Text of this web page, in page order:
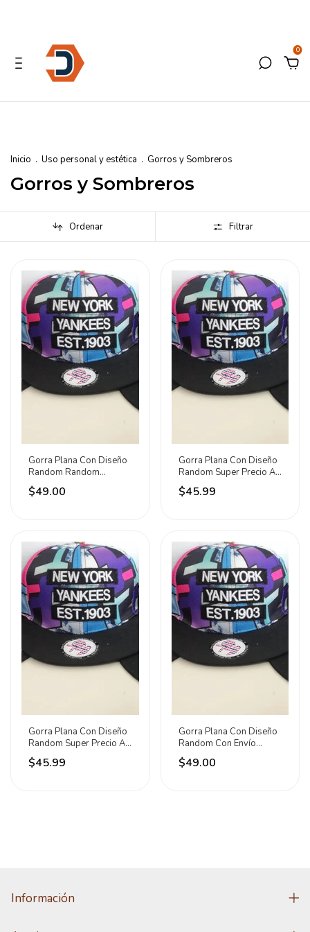
0
Inicio . Uso personal y estética . Gorros y Sombreros
Gorros y Sombreros
Ordenar Filtrar
Gorra Plana Con Diseño
Random Random
Ajustable
$49.00
Gorra Plana Con Diseño
Random Super Precio A
La Moda Random
Ajustable
$45.99
Gorra Plana Con Diseño
Random Super Precio A
La Moda Random
Ajustable
$45.99
Gorra Plana Con Diseño
Random Con Envío
Gratis Random Ajustable
$49.00
Información